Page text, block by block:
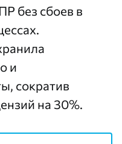
без сбоев в
и
сократив
на 30%.